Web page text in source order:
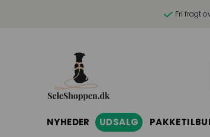
Fri fragt
NYHEDER UDSALG